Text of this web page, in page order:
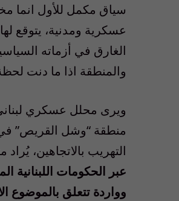
سياق مكمل للأول انما
عسكرية ومدنية، يتوقع
الغارق في أزماته
والمنطقة اذا ما دنت
ويرى محلل عسكري
منطقة “وشل القريص”
التهريب بالاتجاهين،
عبر الحكومات
وواردة تتعلق